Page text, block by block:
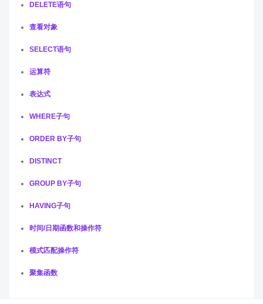
DELETE语句
查看对象
SELECT语句
运算符
表达式
WHERE子句
ORDER BY子句
DISTINCT
GROUP BY子句
HAVING子句
时间/日期函数和操作符
模式匹配操作符
聚集函数